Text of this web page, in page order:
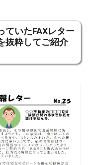
ていたFAXレター
抜粋してご紹介